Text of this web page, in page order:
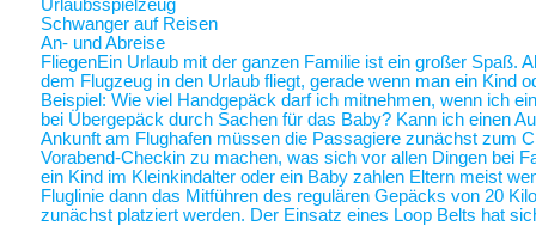
Urlaubsspielzeug
Schwanger auf Reisen
An- und Abreise
FliegenEin Urlaub mit der ganzen Familie ist ein großer Spaß.
dem Flugzeug in den Urlaub fliegt, gerade wenn man ein Kind
Beispiel: Wie viel Handgepäck darf ich mitnehmen, wenn ich
bei Übergepäck durch Sachen für das Baby? Kann ich einen
Ankunft am Flughafen müssen die Passagiere zunächst zum
Vorabend-Checkin zu machen, was sich vor allen Dingen bei
ein Kind im Kleinkindalter oder ein Baby zahlen Eltern meist
Fluglinie dann das Mitführen des regulären Gepäcks von 20
zunächst platziert werden. Der Einsatz eines Loop Belts hat